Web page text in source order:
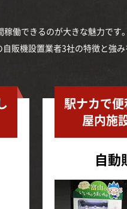
働できるのが大きな魅力です
販機設置業者3社の特徴と強み
駅ナカで
屋内施
自動